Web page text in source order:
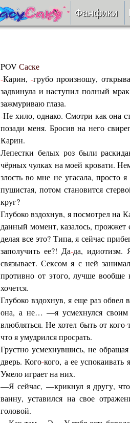
Фанфики
На
POV Саске
-Карин,-грубо произношу,
задвинула и наступил полный
зажмуриваю глаза.
-Не хило, однако. Смотри как она
позади меня. Бросив на него
Карин.
Лепестки белых роз были
чёрных чулках на моей кровати.
злость во мне не угасала, просто
пушистая, потом становится
круг?
Глубоко вздохнув, я посмотрел на
данный момент, казалось,
делая все это? Типа, я сейчас
заполучить ее?! Да-да, идиотизм.
связывает. Сексом я с ней
противно от этого, лучше вообще
хочется.
Глубоко вздохнув, я еще раз
она, а не… —я усмехнулся
влюбляться. Не хотел быть от кого-
что я умудрился просрать.
Грустно усмехнувшись, не
дверь. Кого-кого, а ее
Умело играет на них.
—Я сейчас, —крикнул я другу,
ванну, уставился на свое
головой.